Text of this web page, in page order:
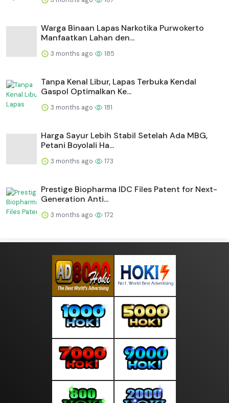
Warga Binaan Lapas Narkotika Purwokerto
Manfaatkan Lahan den...
3 months ago 185
Tanpa Kenal Libur, Lapas Terbuka Kendal
Gaspol Optimalkan Ke...
3 months ago 181
Harga Sayur Lebih Stabil Setelah Ada MBG,
Petani Boyolali Ha...
3 months ago 173
Prestige Biopharma IDC Files Patent for Next-
Generation Anti...
3 months ago 172